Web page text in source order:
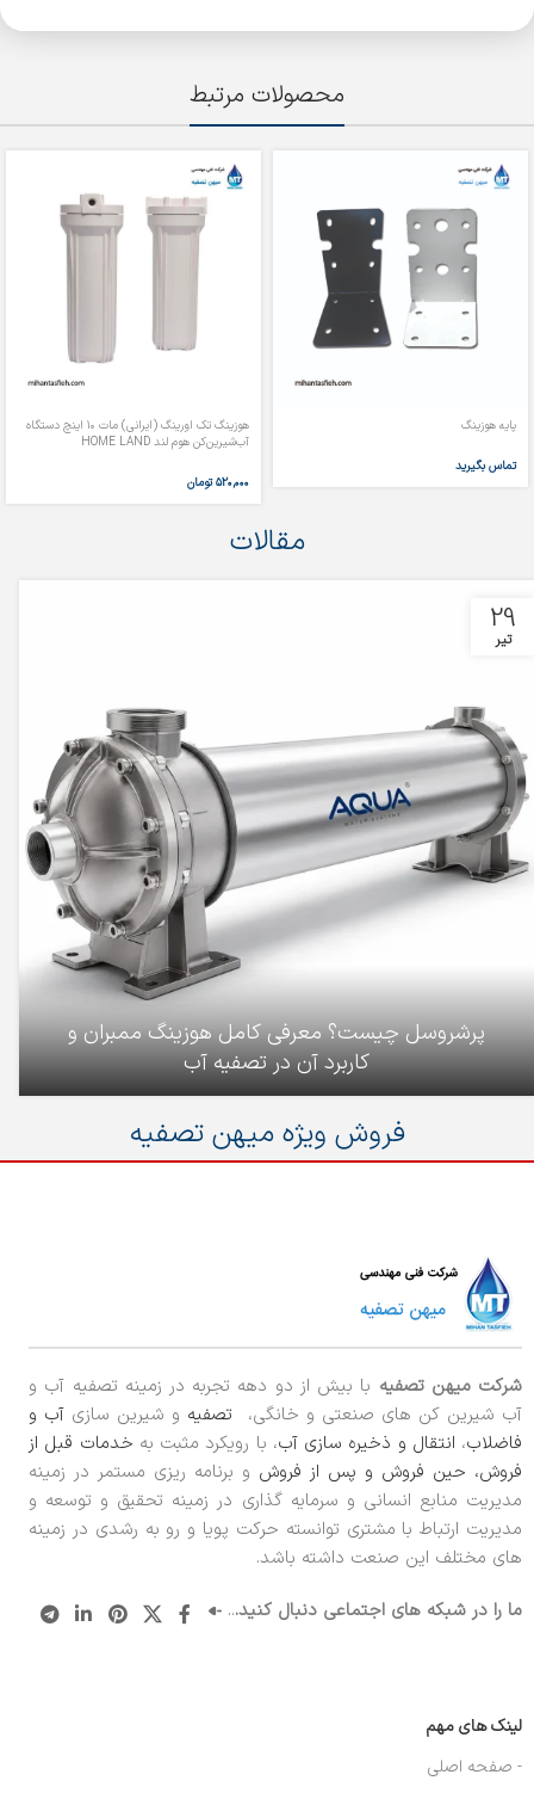
محصولات مرتبط
پایه هوزینگ
تماس بگیرید
هوزینگ تک اورینگ (ایرانی) مات ۱۰ اینچ دستگاه
آب‌شیرین‌کن هوم لند HOME LAND
۵۲۰,۰۰۰ تومان
مقالات
29
تیر
پرشروسل چیست؟ معرفی کامل هوزینگ ممبران و
کاربرد آن در تصفیه آب
فروش ویژه میهن تصفیه
شرکت میهن تصفیه با بیش از دو دهه تجربه در زمینه تصفیه آب و
آب شیرین کن های صنعتی و خانگی،
تصفیه و شیرین سازی آب و
فاضلاب، انتقال و ذخیره سازی آب، با رویکرد مثبت به خدمات قبل از
فروش، حین فروش و پس از فروش و برنامه ریزی مستمر در زمینه
مدیریت منابع انسانی و سرمایه گذاری در زمینه تحقیق و توسعه و
مدیریت ارتباط با مشتری توانسته حرکت پویا و رو به رشدی در زمینه
های مختلف این صنعت داشته باشد.
ما را در شبکه های اجتماعی دنبال کنید...
لینک های مهم
- صفحه اصلی